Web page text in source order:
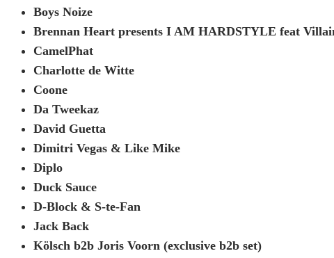
Boys Noize
Brennan Heart presents I AM HARDSTYLE feat
CamelPhat
Charlotte de Witte
Coone
Da Tweekaz
David Guetta
Dimitri Vegas & Like Mike
Diplo
Duck Sauce
D-Block & S-te-Fan
Jack Back
Kölsch b2b Joris Voorn (exclusive b2b set)